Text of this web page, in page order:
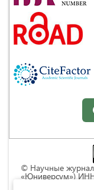
© Научные
«Юниверсум»)